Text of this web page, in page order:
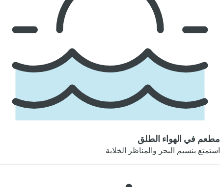
مطعم في الهواء الطلق
استمتع بنسيم البحر والمناظر الخلابة